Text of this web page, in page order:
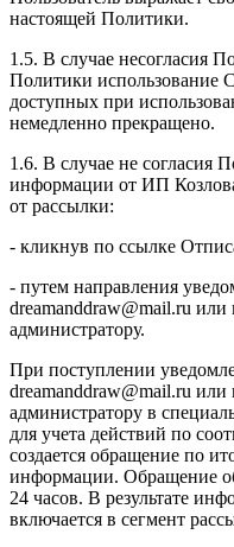
настоящей Политики.
1.5. В случае несогласия
Политики использование
доступных при
немедленно прекращено.
1.6. В случае не согласия
информации от ИП
от рассылки:
- кликнув по ссылке
- путем направления
dreamanddraw@mail.ru
администратору.
При поступлении
dreamanddraw@mail.ru
администратору в
для учета действий по
создается обращение по
информации. Обращение
24 часов. В результате
включается в сегмент